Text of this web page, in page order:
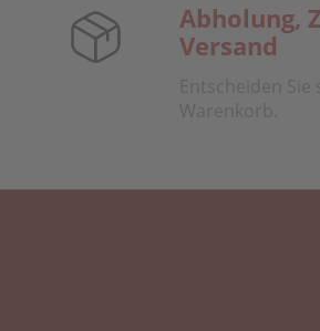
Abholung,
Versand
Entscheiden
Warenkorb.